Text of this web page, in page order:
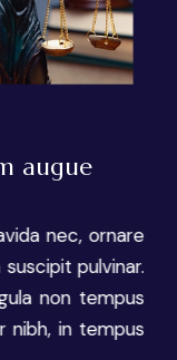
augue
nec, ornare
pulvinar.
non tempus
nibh, in tempus